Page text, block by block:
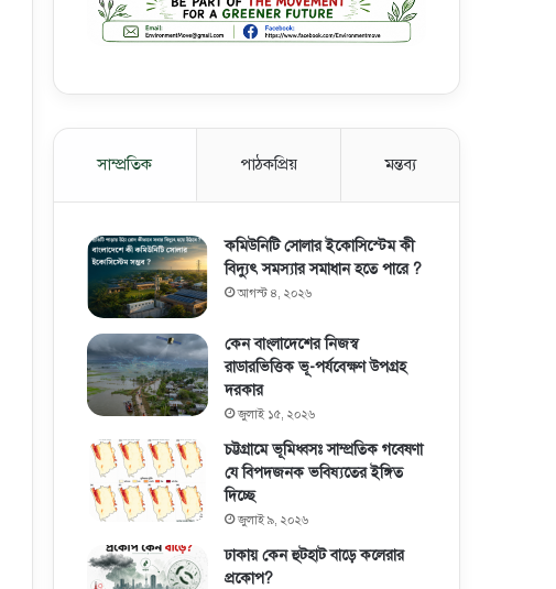
সাম্প্রতিক পাঠকপ্রিয় মন্তব্য
কমিউনিটি সোলার ইকোসিস্টেম কী
বিদ্যুৎ সমস্যার সমাধান হতে পারে ?
আগস্ট ৪, ২০২৬
কেন বাংলাদেশের নিজস্ব
রাডারভিত্তিক ভূ-পর্যবেক্ষণ উপগ্রহ
দরকার
জুলাই ১৫, ২০২৬
চট্টগ্রামে ভূমিধ্বসঃ সাম্প্রতিক গবেষণা
যে বিপদজনক ভবিষ্যতের ইঙ্গিত
দিচ্ছে
জুলাই ৯, ২০২৬
ঢাকায় কেন হুটহাট বাড়ে কলেরার
প্রকোপ?